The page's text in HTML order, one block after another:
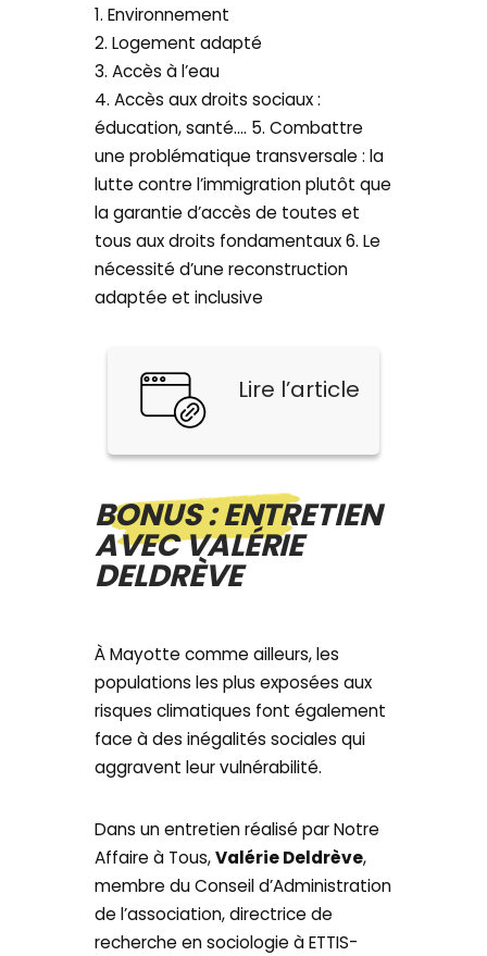
1. Environnement
2. Logement adapté
3. Accès à l’eau
4. Accès aux droits sociaux :
éducation, santé…. 5. Combattre
une problématique transversale : la
lutte contre l’immigration plutôt que
la garantie d’accès de toutes et
tous aux droits fondamentaux 6. Le
nécessité d’une reconstruction
adaptée et inclusive
Lire l’article
BONUS : ENTRETIEN
AVEC VALÉRIE
DELDRÈVE
À Mayotte comme ailleurs, les
populations les plus exposées aux
risques climatiques font également
face à des inégalités sociales qui
aggravent leur vulnérabilité.
Dans un entretien réalisé par Notre
Affaire à Tous,Valérie Deldrève,
membre du Conseil d’Administration
de l’association, directrice de
recherche en sociologie à ETTIS-